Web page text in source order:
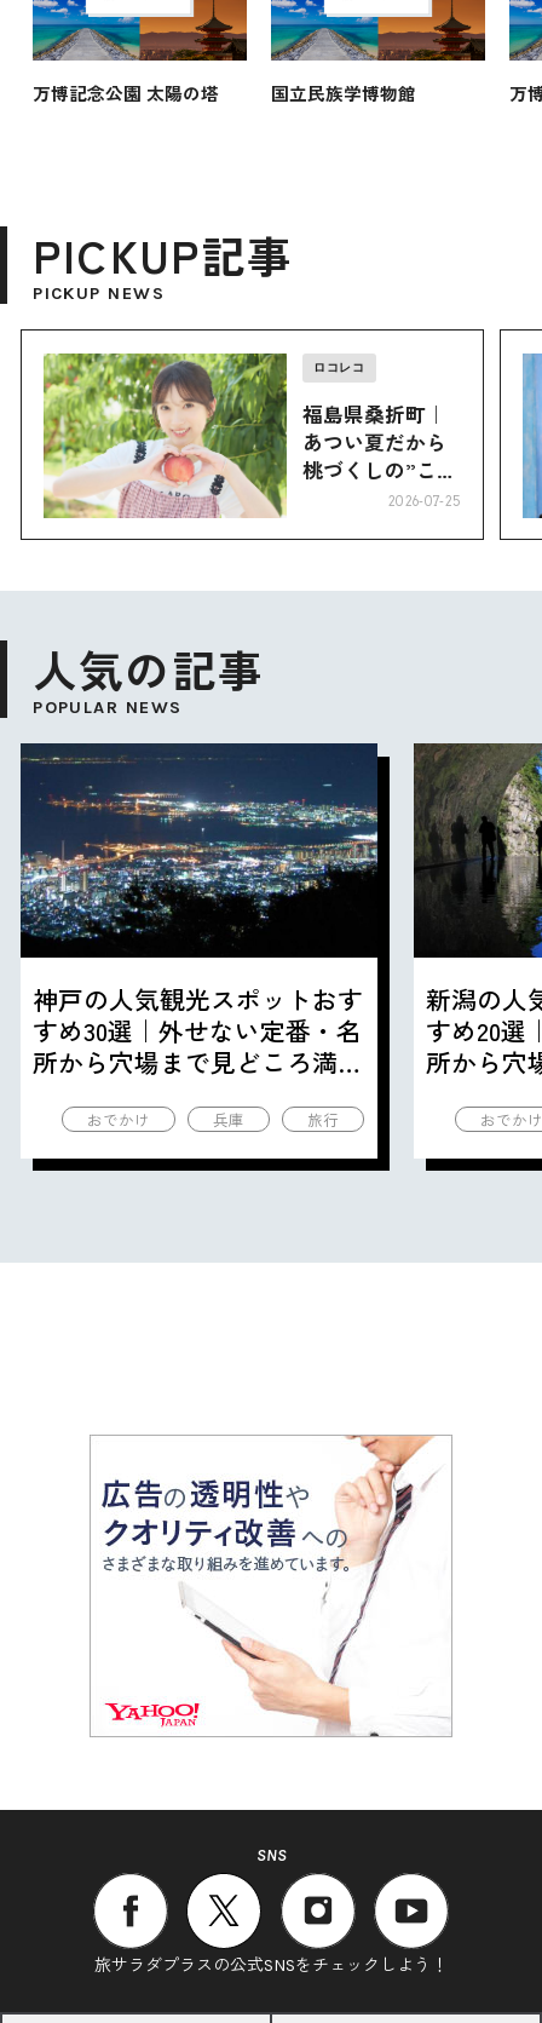
万博記念公園 太陽の塔 国立民族学博物館 万
PICKUP記事
PICKUP NEWS
ロコレコ
福島県桑折町｜
あつい夏だから
桃づくしの”こお
2026-07-25
人気の記事
POPULAR NEWS
神戸の人気観光スポットおす
すめ30選｜外せない定番・名
所から穴場まで見どころ満載
おでかけ 兵庫 旅行
新潟の人
すめ20選
所から穴
おでか
SNS
旅サラダプラスの公式SNSをチェックしよう！